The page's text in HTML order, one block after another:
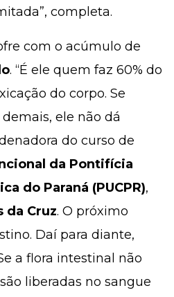
completa.
com o acúmulo de
. “É ele quem faz 60% do
do corpo. Se
ele não dá
do curso de
da Pontifícia
do Paraná (PUCPR),
da Cruz. O próximo
Daí para diante,
a flora intestinal não
liberadas no sangue